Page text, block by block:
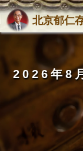
北京郁仁
2026年8